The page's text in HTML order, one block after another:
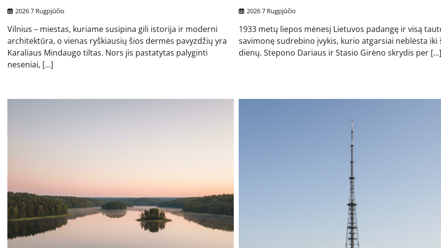
2026 7 Rugpjūčio
Vilnius – miestas, kuriame susipina gili istorija ir moderni
architektūra, o vienas ryškiausių šios dermės pavyzdžių yra
Karaliaus Mindaugo tiltas. Nors jis pastatytas palyginti
neseniai, […]
2026 7 Rugpjūčio
1933 metų liepos mėnesį Lietuvos padangę ir visą
savimonę sudrebino įvykis, kurio atgarsiai neblėsta iki
dienų. Stepono Dariaus ir Stasio Girėno skrydis per […]